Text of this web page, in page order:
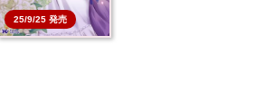
25/9/25 発売